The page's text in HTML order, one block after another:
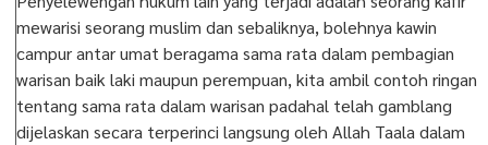
mewarisi seorang muslim dan sebaliknya, bolehnya kawin
campur antar umat beragama sama rata dalam pembagian
warisan baik laki maupun perempuan, kita ambil contoh ringan
tentang sama rata dalam warisan padahal telah gamblang
dijelaskan secara terperinci langsung oleh Allah Taala dalam